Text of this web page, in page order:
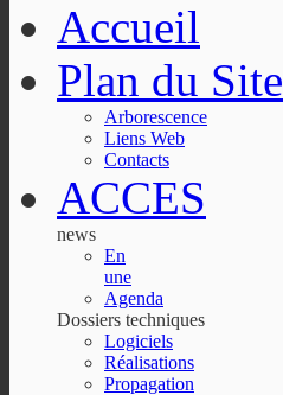
Accueil
Plan du Site
Arborescence
Liens Web
Contacts
ACCES
news
En
une
Agenda
Dossiers techniques
Logiciels
Réalisations
Propagation